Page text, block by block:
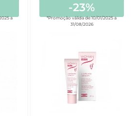
a
-23%
*Promoção válida de 10/01/2025 a
31/08/2026